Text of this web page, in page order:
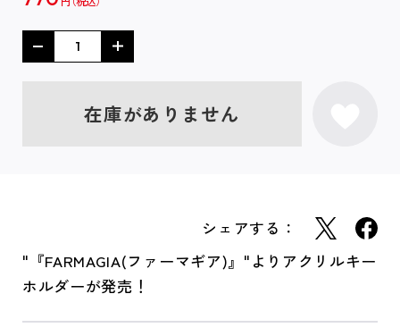
在庫がありません
シェアする：
"『FARMAGIA(ファーマギア)』"よりアクリルキー
ホルダーが発売！